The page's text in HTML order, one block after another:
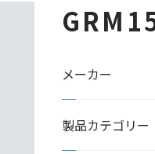
メーカー
製品カテゴリー